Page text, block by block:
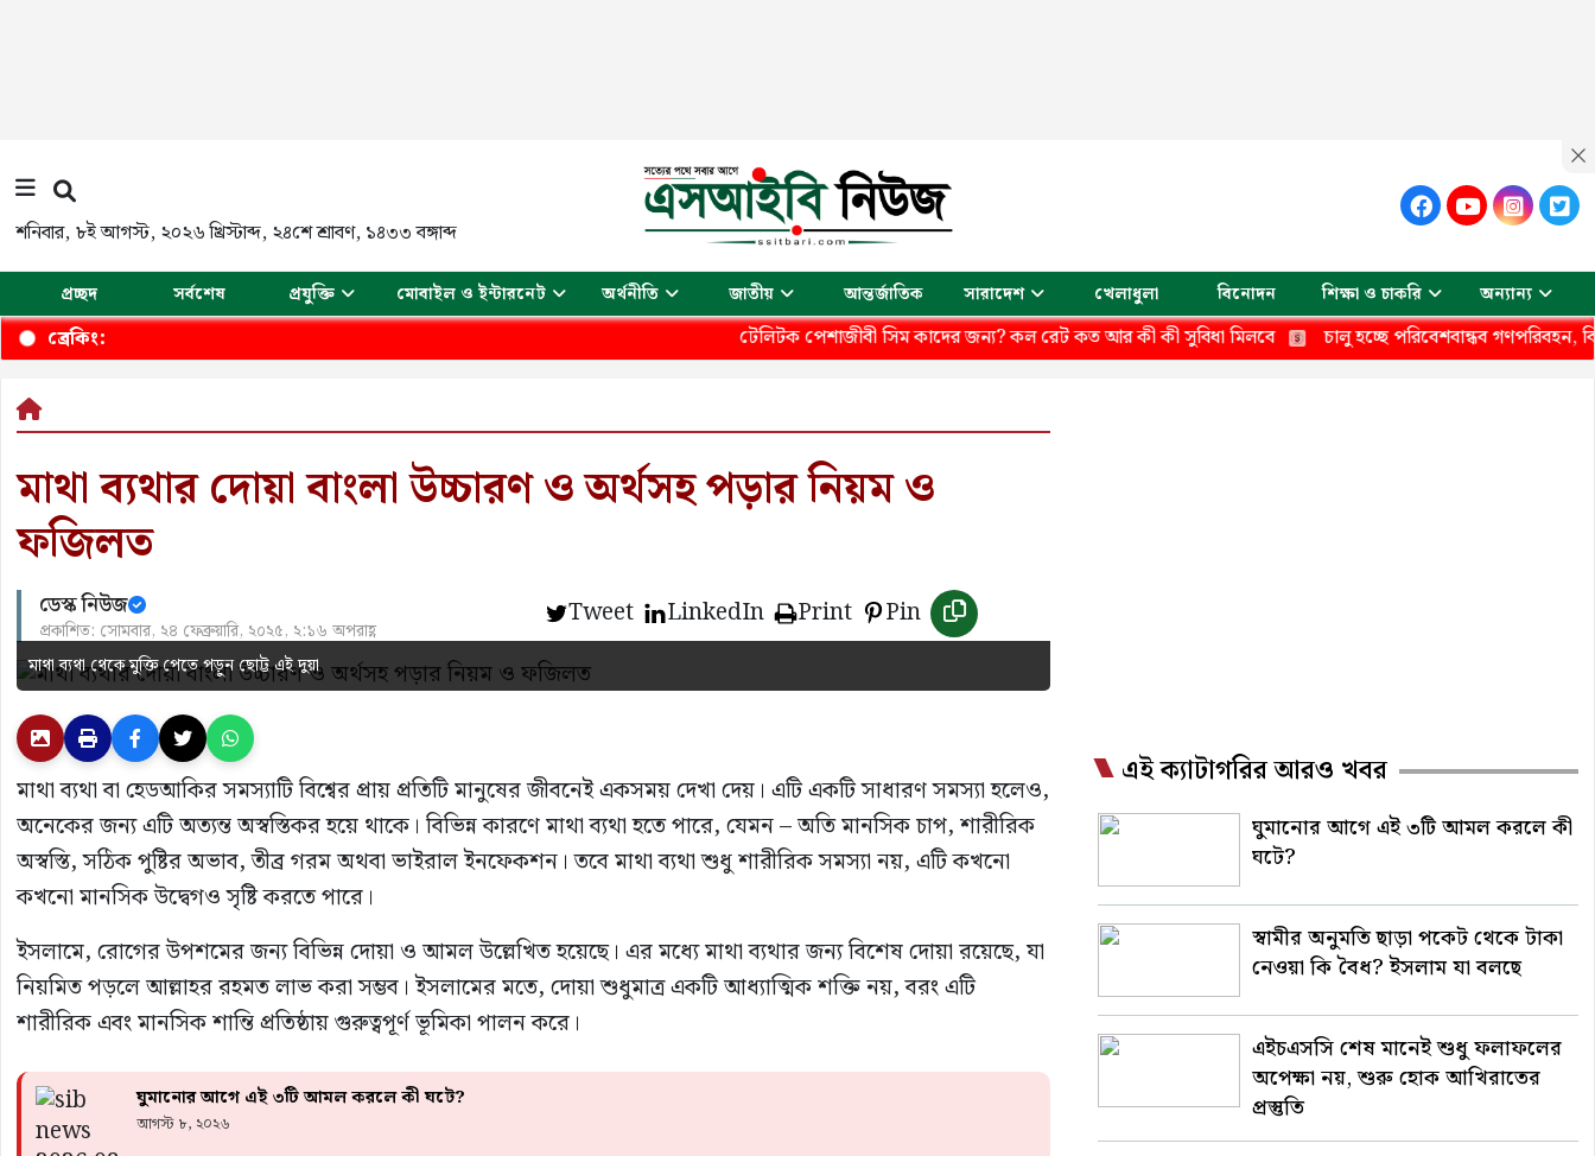
শনিবার,৮ই আগস্ট, ২০২৬ খ্রিস্টাব্দ,২৪শে শ্রাবণ, ১৪৩৩ বঙ্গাব্দ
প্রচ্ছদ সর্বশেষ প্রযুক্তি মোবাইল ও ইন্টারনেট অর্থনীতি জাতীয় আন্তর্জাতিক সারাদেশ খেলাধুলা বিনোদন শিক্ষা ও চাকরি অন্যান্য
ব্রেকিং: টেলিটক পেশাজীবী সিম কাদের জন্য? কল রেট কত আর কী কী সুবিধা মিলবে চালু হচ্ছে পরিবেশবান্ধব গণপরিবহন, বিআরটিসির
মাথা ব্যথার দোয়া বাংলা উচ্চারণ ও অর্থসহ পড়ার নিয়ম ও
ফজিলত
ডেস্ক নিউজ
প্রকাশিত: সোমবার, ২৪ ফেব্রুয়ারি, ২০২৫, ২:১৬ অপরাহ্ণ Tweet LinkedIn Print Pin
মাথা ব্যথা থেকে মুক্তি পেতে পড়ুন ছোট্ট এই দুয়া
মাথা ব্যথা বা হেডআকির সমস্যাটি বিশ্বের প্রায় প্রতিটি মানুষের জীবনেই একসময় দেখা দেয়। এটি একটি সাধারণ সমস্যা হলেও,
অনেকের জন্য এটি অত্যন্ত অস্বস্তিকর হয়ে থাকে। বিভিন্ন কারণে মাথা ব্যথা হতে পারে, যেমন – অতি মানসিক চাপ, শারীরিক
অস্বস্তি, সঠিক পুষ্টির অভাব, তীব্র গরম অথবা ভাইরাল ইনফেকশন। তবে মাথা ব্যথা শুধু শারীরিক সমস্যা নয়, এটি কখনো
কখনো মানসিক উদ্বেগও সৃষ্টি করতে পারে।
ইসলামে, রোগের উপশমের জন্য বিভিন্ন দোয়া ও আমল উল্লেখিত হয়েছে। এর মধ্যে মাথা ব্যথার জন্য বিশেষ দোয়া রয়েছে, যা
নিয়মিত পড়লে আল্লাহর রহমত লাভ করা সম্ভব। ইসলামের মতে, দোয়া শুধুমাত্র একটি আধ্যাত্মিক শক্তি নয়, বরং এটি
শারীরিক এবং মানসিক শান্তি প্রতিষ্ঠায় গুরুত্বপূর্ণ ভূমিকা পালন করে।
ঘুমানোর আগে এই ৩টি আমল করলে কী ঘটে?
আগস্ট ৮, ২০২৬
এই ক্যাটাগরির আরও খবর
ঘুমানোর আগে এই ৩টি আমল করলে কী
ঘটে?
স্বামীর অনুমতি ছাড়া পকেট থেকে টাকা
নেওয়া কি বৈধ? ইসলাম যা বলছে
এইচএসসি শেষ মানেই শুধু ফলাফলের
অপেক্ষা নয়, শুরু হোক আখিরাতের
প্রস্তুতি